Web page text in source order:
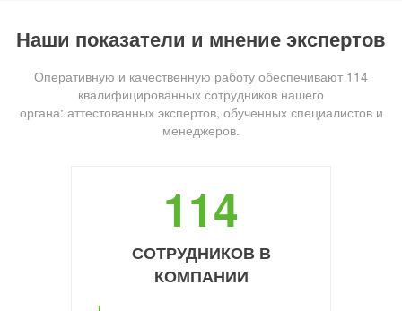
Наши показатели и мнение экспертов
Оперативную и качественную работу обеспечивают 114
квалифицированных сотрудников нашего
органа: аттестованных экспертов, обученных специалистов и
менеджеров.
114
СОТРУДНИКОВ В
КОМПАНИИ